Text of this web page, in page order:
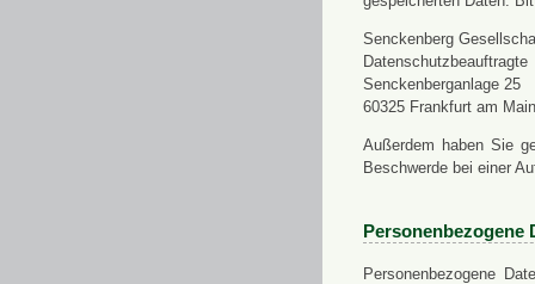
Senckenberg
Datenschutzbeauftragte
Senckenberganlage 25
60325 Frankfurt am Main
Außerdem haben Sie
Beschwerde bei einer
Personenbezogene
Personenbezogene